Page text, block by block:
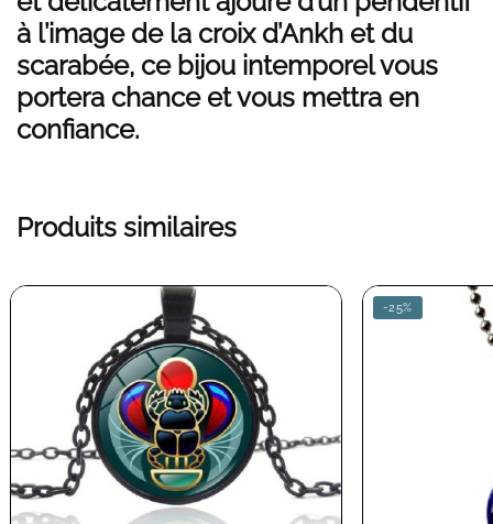
à l’image de la croix d’Ankh et du
scarabée, ce bijou intemporel vous
portera chance et vous mettra en
confiance.
Produits similaires
-25%